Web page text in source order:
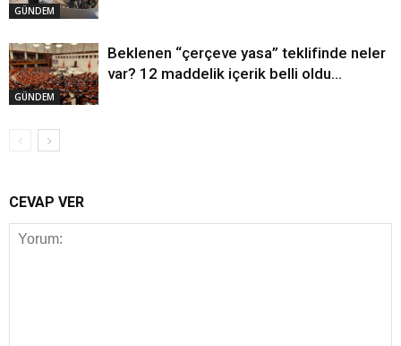
GÜNDEM
GÜNDEM
Beklenen “çerçeve yasa” teklifinde neler
var? 12 maddelik içerik belli oldu…
CEVAP VER